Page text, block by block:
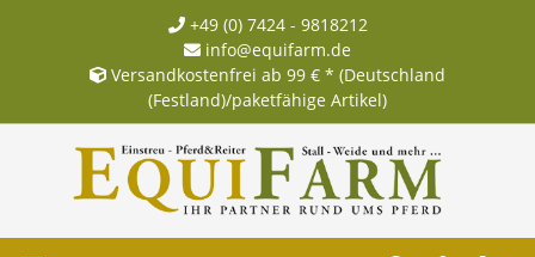
+49 (0) 7424 - 9818212
info@equifarm.de
Versandkostenfrei ab 99 € * (Deutschland
(Festland)/paketfähige Artikel)